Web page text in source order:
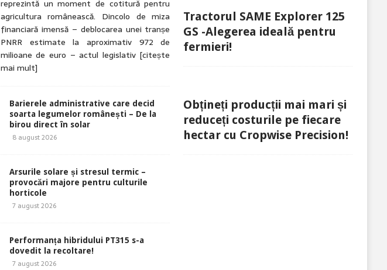
reprezintă un moment de cotitură pentru
agricultura românească. Dincolo de miza
financiară imensă – deblocarea unei tranșe
PNRR estimate la aproximativ 972 de
milioane de euro – actul legislativ [citește
mai mult]
Barierele administrative care decid
soarta legumelor românești – De la
birou direct în solar
8 august 2026
Arsurile solare și stresul termic –
provocări majore pentru culturile
horticole
7 august 2026
Performanța hibridului PT315 s-a
dovedit la recoltare!
7 august 2026
Tractorul SAME Explorer 125
GS -Alegerea ideală pentru
fermieri!
Obțineți producții mai mari și
reduceți costurile pe fiecare
hectar cu Cropwise Precision!